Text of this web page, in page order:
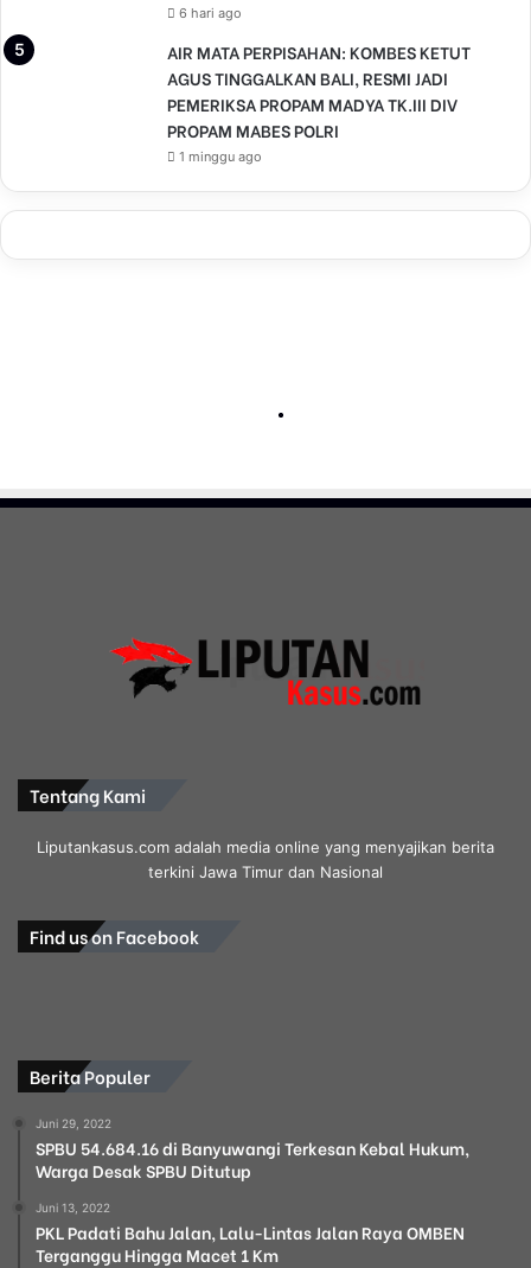
6 hari ago
AIR MATA PERPISAHAN: KOMBES KETUT
AGUS TINGGALKAN BALI, RESMI JADI
PEMERIKSA PROPAM MADYA TK.III DIV
PROPAM MABES POLRI
1 minggu ago
Tentang Kami
Liputankasus.com adalah media online yang menyajikan berita
terkini Jawa Timur dan Nasional
Find us on Facebook
Berita Populer
Juni 29, 2022
SPBU 54.684.16 di Banyuwangi Terkesan Kebal Hukum,
Warga Desak SPBU Ditutup
Juni 13, 2022
PKL Padati Bahu Jalan, Lalu-Lintas Jalan Raya OMBEN
Terganggu Hingga Macet 1 Km